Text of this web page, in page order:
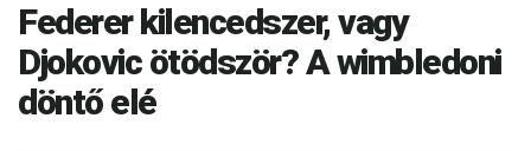
Federer kilencedszer, vagy
Djokovic ötödször? A wimbledoni
döntő elé